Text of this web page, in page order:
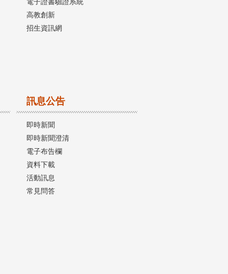
高教創新
招生資訊網
訊息公告
即時新聞
即時新聞澄清
電子布告欄
資料下載
活動訊息
常見問答